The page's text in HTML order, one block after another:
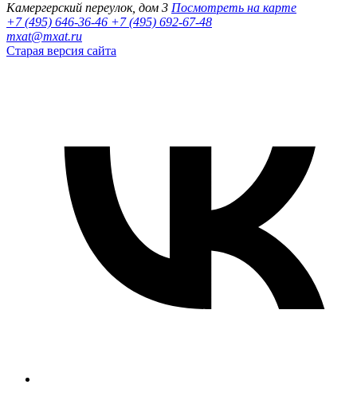
Камергерский переулок, дом 3 Посмотреть на карте
+7 (495) 646-36-46 +7 (495) 692-67-48‬
mxat@mxat.ru
Старая версия сайта